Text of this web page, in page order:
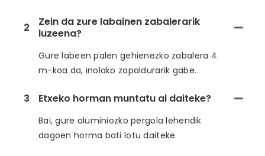
2
Zein da zure labainen zabalerarik
luzeena?
Gure labeen palen gehienezko zabalera 4
m-koa da, inolako zapaldurarik gabe.
3 Etxeko horman muntatu al daiteke?
Bai, gure aluminiozko pergola lehendik
dagoen horma bati lotu daiteke.